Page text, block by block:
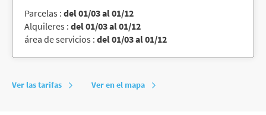
Parcelas : del 01/03 al 01/12
Alquileres : del 01/03 al 01/12
área de servicios : del 01/03 al 01/12
Ver las tarifas Ver en el mapa